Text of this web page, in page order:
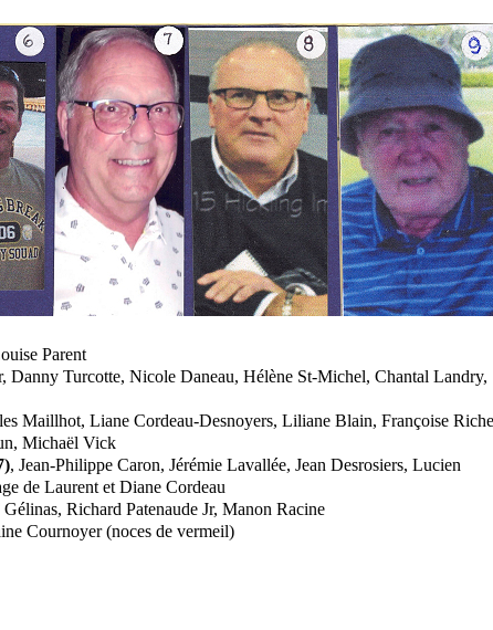
Parent
Danny Turcotte, Nicole Daneau, Hélène St-Michel, Chantal Landry,
Maillhot, Liane Cordeau-Desnoyers, Liliane Blain, Françoise
Michaël Vick
, Jean-Philippe Caron, Jérémie Lavallée, Jean Desrosiers, Lucien
de Laurent et Diane Cordeau
Richard Patenaude Jr, Manon Racine
Cournoyer (noces de vermeil)